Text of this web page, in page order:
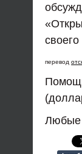
перевод
Любые